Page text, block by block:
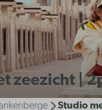
zeezicht |
Studio